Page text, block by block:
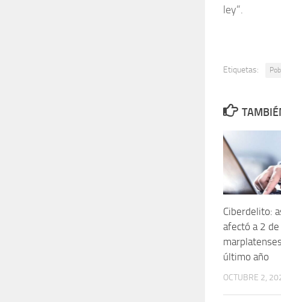
ley”.
Etiquetas:
Ciberdelito:
afectó a 2 de
último año
OCTUBRE 2,